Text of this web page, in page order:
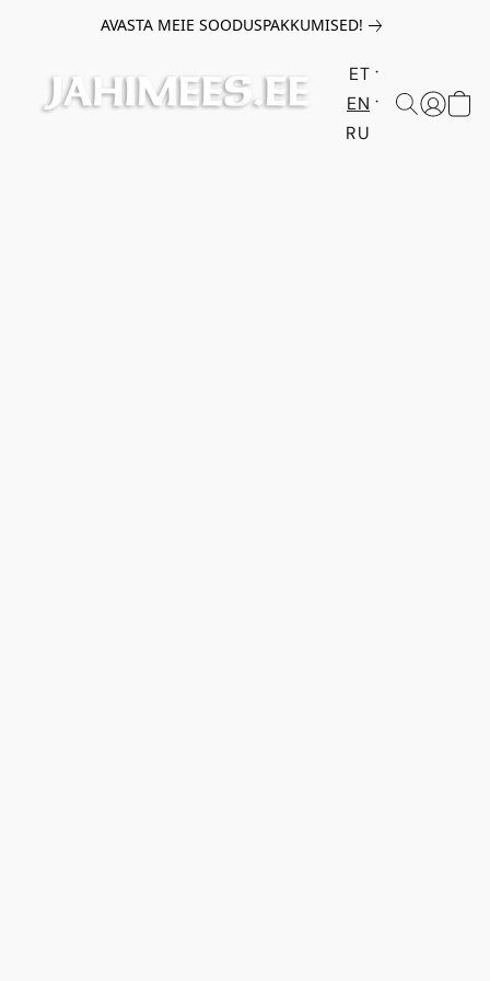
AVASTA MEIE SOODUSPAKKUMISED!
ET
EN
RU